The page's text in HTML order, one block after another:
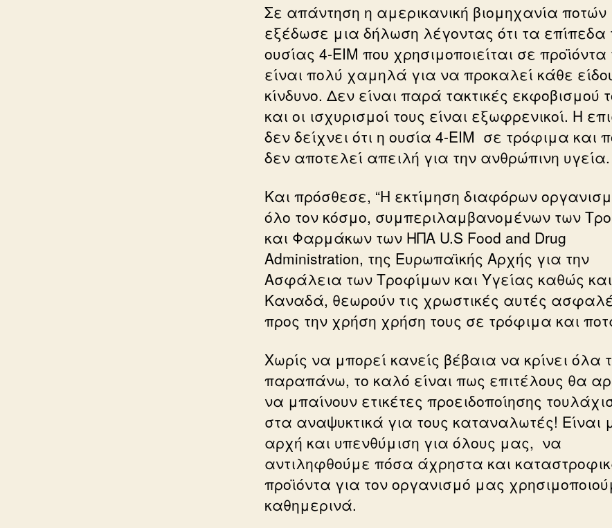
Σε απάντηση η αμερικανική βιομηχανία ποτών
εξέδωσε μια δήλωση λέγοντας ότι τα επίπεδα
ουσίας 4-ΕΙΜ που χρησιμοποιείται σε προϊόντα
είναι πολύ χαμηλά για να προκαλεί κάθε
κίνδυνο. Δεν είναι παρά τακτικές εκφοβισμού
και οι ισχυρισμοί τους είναι εξωφρενικοί. Η
δεν δείχνει ότι η ουσία 4-ΕΙΜ σε τρόφιμα και
δεν αποτελεί απειλή για την ανθρώπινη υγεία.
Και πρόσθεσε, “H εκτίμηση διαφόρων
όλο τον κόσμο, συμπεριλαμβανομένων των
και Φαρμάκων των ΗΠΑ U.S Food and Drug
Administration, της Ευρωπαϊκής Αρχής για την
Ασφάλεια των Τροφίμων και Υγείας καθώς
Καναδά, θεωρούν τις χρωστικές αυτές
προς την χρήση χρήση τους σε τρόφιμα και
Χωρίς να μπορεί κανείς βέβαια να κρίνει όλα
παραπάνω, το καλό είναι πως επιτέλους θα
να μπαίνουν ετικέτες προειδοποίησης
στα αναψυκτικά για τους καταναλωτές! Είναι
αρχή και υπενθύμιση για όλους μας, να
αντιληφθούμε πόσα άχρηστα και
προϊόντα για τον οργανισμό μας
καθημερινά.